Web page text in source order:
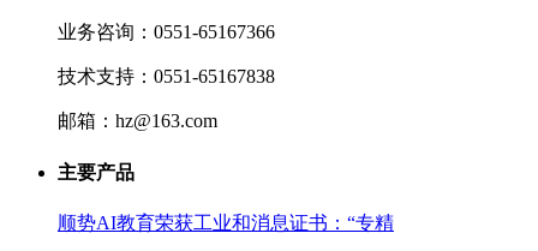
业务咨询：0551-65167366
技术支持：0551-65167838
邮箱：hz@163.com
主要产品
顺势AI教育荣获工业和消息证书：“专精